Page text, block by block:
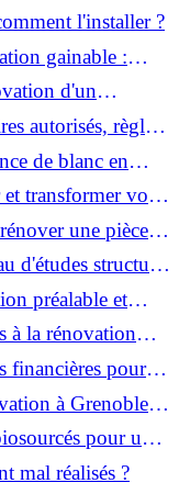
l'installer ?
gainable :
d'un
autorisés, règles
de blanc en
transformer vos
une pièce
d'études structure
?
préalable et
?
à la rénovation
financières pour la
à Grenoble et
localespour une
mal réalisés ?